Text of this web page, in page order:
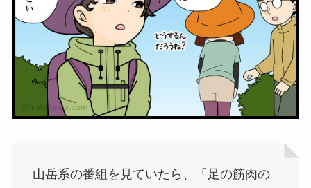
山岳系の番組を見ていたら、「足の筋肉の